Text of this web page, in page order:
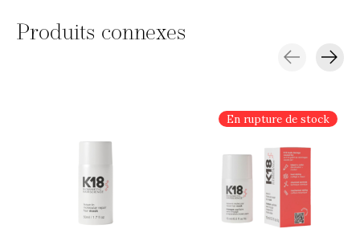
Produits connexes
En rupture de stock